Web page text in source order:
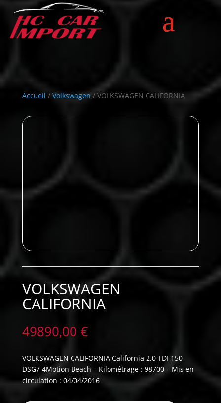
Accueil / Volkswagen / VOLKSWAGEN CALIFORNIA
VOLKSWAGEN
CALIFORNIA
49890,00 €
VOLKSWAGEN CALIFORNIA California 2.0 TDI 150
DSG7 4Motion Beach – Kilométrage : 98700 – Mis en
circulation : 04/04/2016